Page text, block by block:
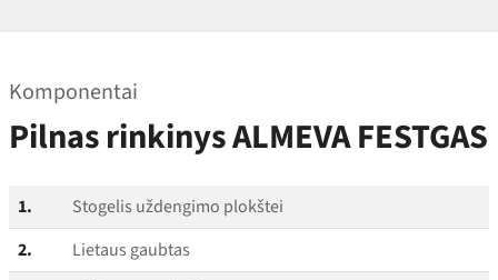
Komponentai
Pilnas rinkinys ALMEVA FESTGAS
1.
Stogelis uždengimo plokštei
2.
Lietaus gaubtas